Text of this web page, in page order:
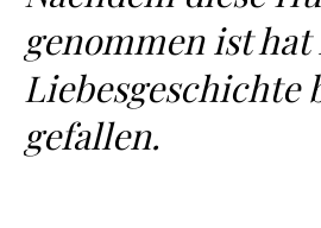
genommen ist
Liebesgeschichte
gefallen.